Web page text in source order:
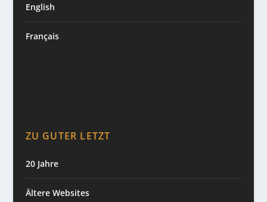
English
Français
ZU GUTER LETZT
20 Jahre
Ältere Websites